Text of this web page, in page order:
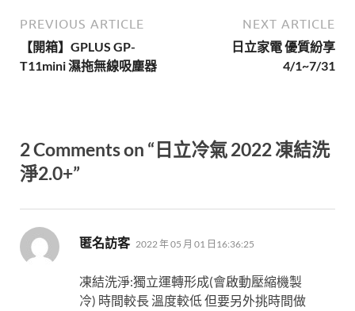
PREVIOUS ARTICLE
【開箱】GPLUS GP-
T11mini 濕拖無線吸塵器
NEXT ARTICLE
日立家電 優質紛享
4/1~7/31
2 Comments on “日立冷氣 2022 凍結洗
淨2.0+”
匿名訪客 表
示:
2022 年 05 月 01 日16:36:25
凍結洗淨:獨立運轉形成(會啟動壓縮機製
冷) 時間較長 溫度較低 但要另外挑時間做